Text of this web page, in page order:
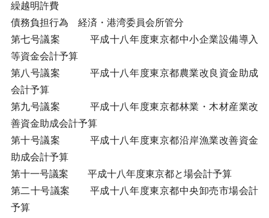
繰越明許費
債務負担行為 経済・港湾委員会所管分
第七号議案 平成十八年度東京都中小企業設備導入
等資金会計予算
第八号議案 平成十八年度東京都農業改良資金助成
会計予算
第九号議案 平成十八年度東京都林業・木材産業改
善資金助成会計予算
第十号議案 平成十八年度東京都沿岸漁業改善資金
助成会計予算
第十一号議案 平成十八年度東京都と場会計予算
第二十号議案 平成十八年度東京都中央卸売市場会計
予算